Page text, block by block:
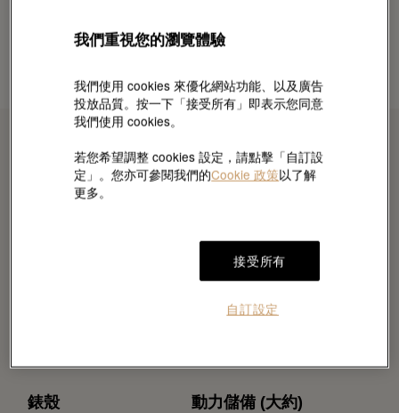
錶殼 動力儲備 (大約)
我們重視您的瀏覽體驗
我們使用 cookies 來優化網站功能、以及廣告
投放品質。按一下「接受所有」即表示您同意
我們使用 cookies。
若您希望調整 cookies 設定，請點擊「自訂設
定」。您亦可參閱我們的Cookie 政策以了解
更多。
接受所有
自訂設定